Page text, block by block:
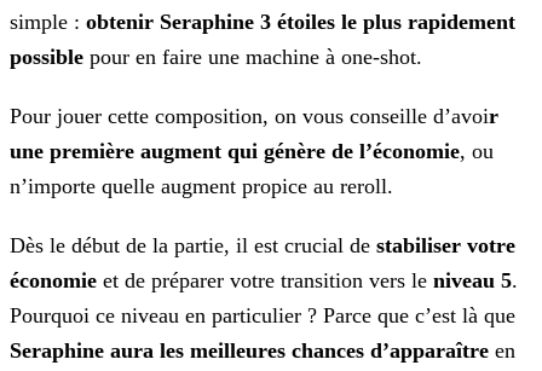
simple : obtenir Seraphine 3 étoiles le plus rapidement
possible pour en faire une machine à one-shot.
Pour jouer cette composition, on vous conseille d’avoir
une première augment qui génère de l’économie, ou
n’importe quelle augment propice au reroll.
Dès le début de la partie, il est crucial de stabiliser votre
économie et de préparer votre transition vers le niveau 5.
Pourquoi ce niveau en particulier ? Parce que c’est là que
Seraphine aura les meilleures chances d’apparaître en